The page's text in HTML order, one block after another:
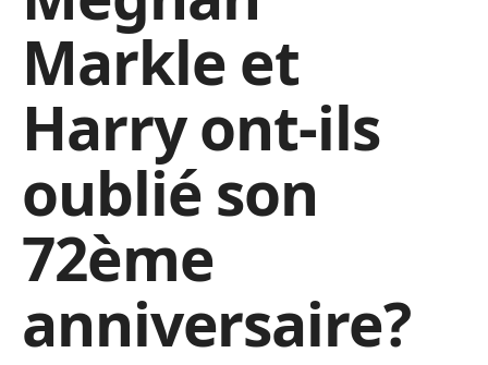
Markle et
Harry ont-ils
oublié son
72ème
anniversaire?